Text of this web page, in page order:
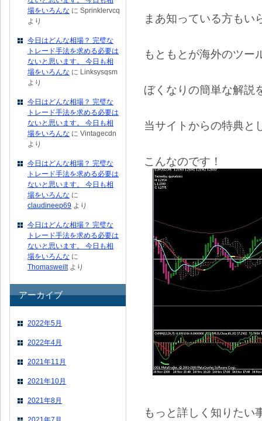
まあ知っている方もい
もともとが海外のツー
ぼくなりの簡単な解説
当サイトからの特典と
こんなのです！
もっと詳しく知りたい
場をいろんな に Sprinklervcq
より
今日はどんな相場？ 完璧な
トレード手法を求める必要は
ないと思います。 今日も相
場をいろんな に Linksysqsm
より
今日はどんな相場？ 完璧な
トレード手法を求める必要は
ないと思います。 今日も相
場をいろんな に Vintagecdn
より
今日はどんな相場？ 完璧な
トレード手法を求める必要は
ないと思います。 今日も相
場をいろんな に
claudineep69 より
今日はどんな相場？ 完璧な
トレード手法を求める必要は
ないと思います。 今日も相
場をいろんな に
Thomasweiltより
アーカイブ
2022年5月
2022年4月
2021年11月
2021年10月
2021年8月